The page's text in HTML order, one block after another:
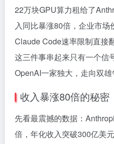
22万块GPU算力租给了
入同比暴涨80倍，企业市场
Claude Code速率限制直接
这三件事串起来只有一个信
OpenAI一家独大，走向双雄
收入暴涨80倍的秘密
先看最震撼的数据：
倍，年化收入突破300亿美